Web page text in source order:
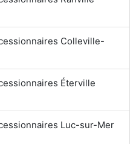
Colleville-
Éterville
Luc-sur-Mer